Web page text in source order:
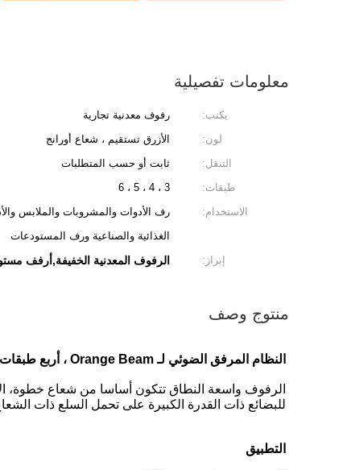
معلومات تفصيلية
يكتب: رفوف معدنية تجارية
لون:
الأزرق تستقيم ، شعاع أورانج
التنقل:
ثابت أو حسب المتطلبات
طبقات:
3 ، 4 ، 5 ، 6
الاستخدام:
رف الأدوات والمشروبات والملابس
الغذائية والصناعية ورف المستودعات
إبراز: الرفوف المعدنية الخفيفة,أرفف
منتوج وصف
النظام المرفق الضوئي لـ Orange Beam ، أربع طبقات من رف الوحدة الرئيسية
الرفوف واسعة النطاق تتكون أساسا من شعاع خطوة،
للبضائع ذات القدرة الكبيرة على تحمل السلع ذات
التطبيق